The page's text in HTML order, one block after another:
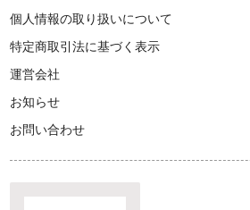
個人情報の取り扱いについて
特定商取引法に基づく表示
運営会社
お知らせ
お問い合わせ